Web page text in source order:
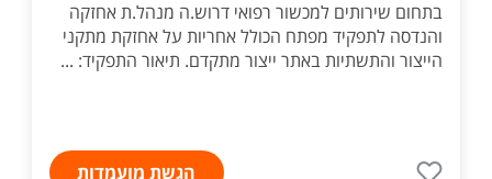
בתחום שירותים למכשור רפואי דרוש.ה מנהל.ת אחזקה
והנדסה לתפקיד מפתח הכולל אחריות על אחזקת מתקני
הייצור והתשתיות באתר ייצור מתקדם. תיאור התפקיד: ...
הגשת מועמדות